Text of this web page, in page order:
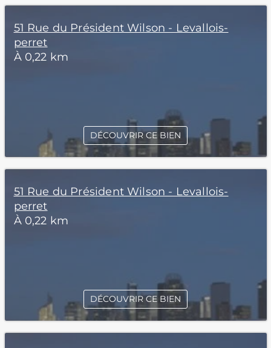
51 Rue du Président Wilson - Levallois-
perret
À 0,22 km
DÉCOUVRIR CE BIEN
51 Rue du Président Wilson - Levallois-
perret
À 0,22 km
DÉCOUVRIR CE BIEN